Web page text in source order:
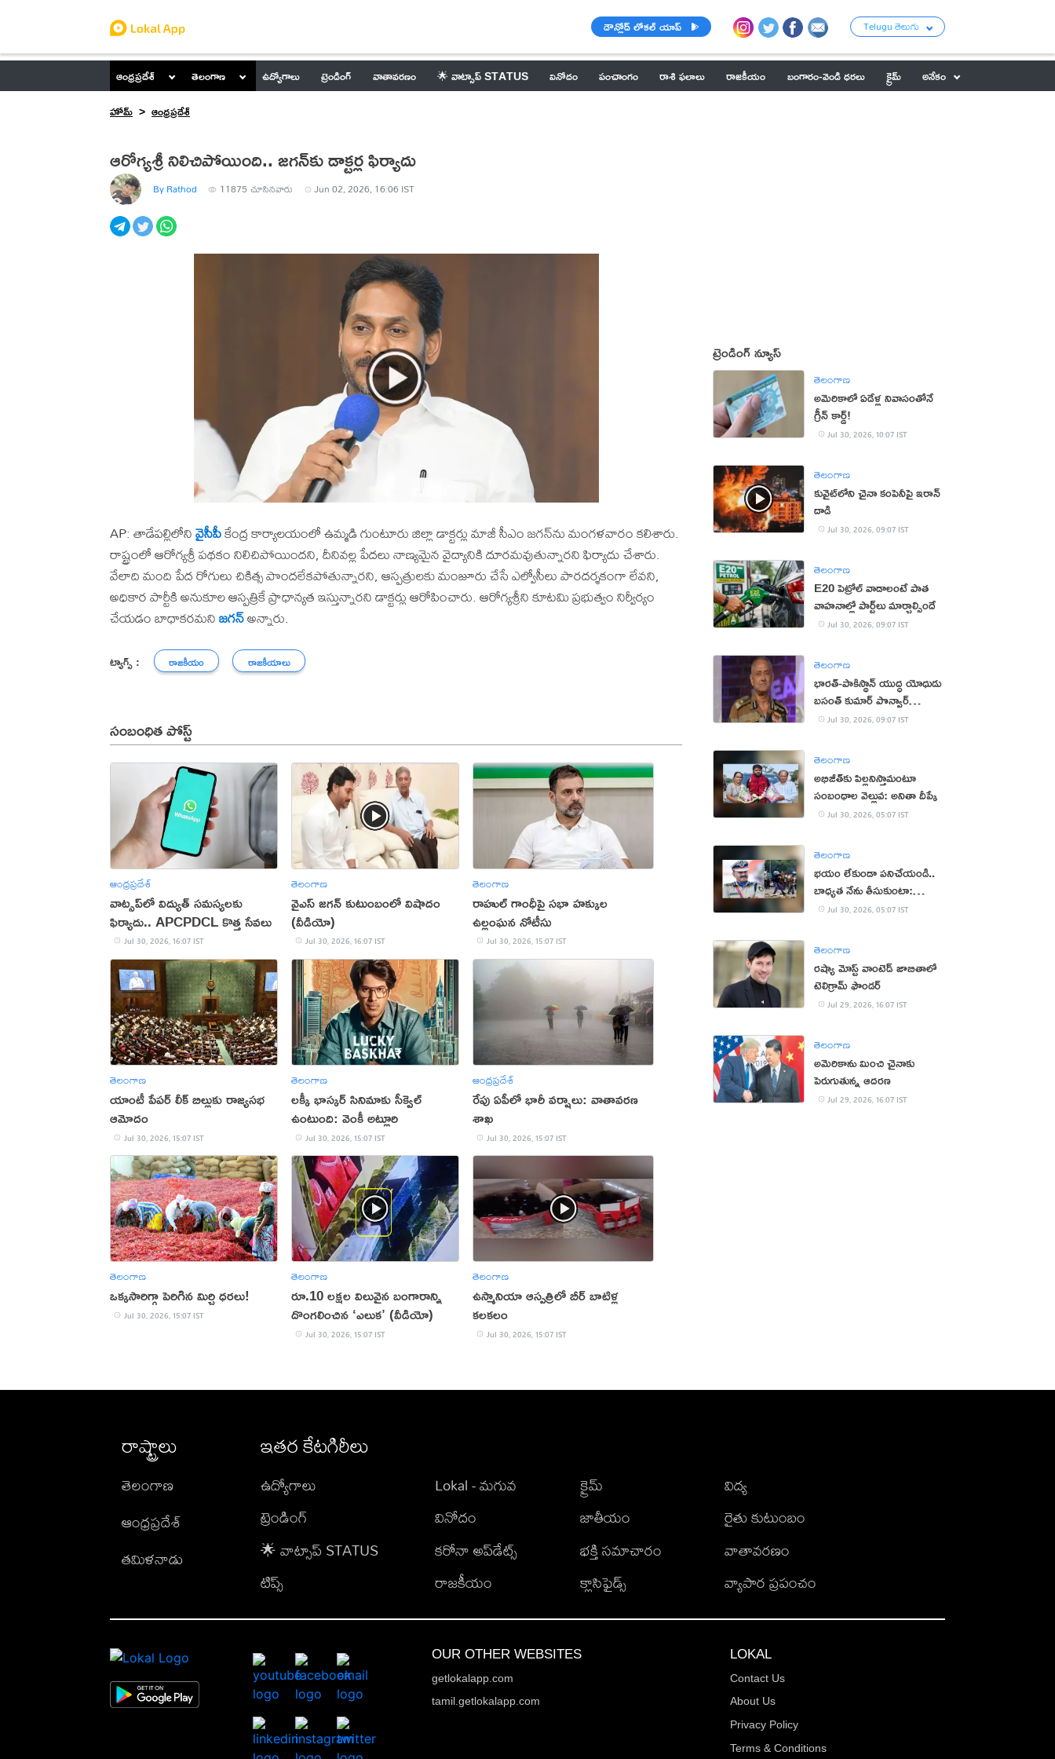
డౌన్లోడ్ లోకల్ యాప్ Telugu తెలుగు
ఆంధ్రప్రదేశ్ తెలంగాణ ఉద్యోగాలు ట్రెండింగ్ వాతావరణం 🌟 వాట్సాప్ STATUS వినోదం పంచాంగం రాశి ఫలాలు రాజకీయం బంగారం-వెండి ధరలు క్రైమ్
అనేకం
హోమ్
ఆంధ్రప్రదేశ్
ఆరోగ్యశ్రీ నిలిచిపోయింది.. జగన్‌కు డాక్టర్ల ఫిర్యాదు
By Rathod 11875 చూసినవారు Jun 02, 2026, 16:06 IST
AP: తాడేపల్లిలోనివైసీపీకేంద్ర కార్యాలయంలో ఉమ్మడి గుంటూరు జిల్లా డాక్టర్లు మాజీ సీఎం జగన్‌ను మంగళవారం కలిశారు.
రాష్ట్రంలో ఆరోగ్యశ్రీ పథకం నిలిచిపోయిందని, దీనివల్ల పేదలు నాణ్యమైన వైద్యానికి దూరమవుతున్నారని ఫిర్యాదు చేశారు.
వేలాది మంది పేద రోగులు చికిత్స పొందలేకపోతున్నారని, ఆస్పత్రులకు మంజూరు చేసే ఎల్వోసీలు పారదర్శకంగా లేవని,
అధికార పార్టీకి అనుకూల ఆస్పత్రికే ప్రాధాన్యత ఇస్తున్నారని డాక్టర్లు ఆరోపించారు. ఆరోగ్యశ్రీని కూటమి ప్రభుత్వం నిర్వీర్యం
చేయడం బాధాకరమనిజగన్అన్నారు.
ట్యాగ్స్ : రాజకీయం రాజకీయాలు
సంబంధిత పోస్ట్
ఆంధ్రప్రదేశ్
వాట్సప్‌లో విద్యుత్ సమస్యలకు
ఫిర్యాదు.. APCPDCL కొత్త సేవలు
Jul 30, 2026, 16:07 IST
తెలంగాణ
వైఎస్ జగన్ కుటుంబంలో విషాదం
(వీడియో)
Jul 30, 2026, 16:07 IST
తెలంగాణ
రాహుల్ గాంధీపై సభా హక్కుల
ఉల్లంఘన నోటీసు
Jul 30, 2026, 15:07 IST
తెలంగాణ
యాంటీ పేపర్ లీక్ బిల్లుకు రాజ్యసభ
ఆమోదం
Jul 30, 2026, 15:07 IST
తెలంగాణ
లక్కీ భాస్కర్ సినిమాకు సీక్వెల్
ఉంటుంది: వెంకీ అట్లూరి
Jul 30, 2026, 15:07 IST
ఆంధ్రప్రదేశ్
రేపు ఏపీలో భారీ వర్షాలు: వాతావరణ
శాఖ
Jul 30, 2026, 15:07 IST
తెలంగాణ
ఒక్కసారిగ్గా పెరిగిన మిర్చి ధరలు!
Jul 30, 2026, 15:07 IST
తెలంగాణ
రూ.10 లక్షల విలువైన బంగారాన్ని
దొంగలించిన ‘ఎలుక’ (వీడియో)
Jul 30, 2026, 15:07 IST
తెలంగాణ
ఉస్మానియా ఆస్పత్రిలో బీర్ బాటిళ్ల
కలకలం
Jul 30, 2026, 15:07 IST
ట్రెండింగ్ న్యూస్
తెలంగాణ
అమెరికాలో ఏడేళ్ల నివాసంతోనే
గ్రీన్ కార్డ్!
Jul 30, 2026, 10:07 IST
తెలంగాణ
కువైట్‌లోని చైనా కంపెనీపై ఇరాన్
దాడి
Jul 30, 2026, 09:07 IST
తెలంగాణ
E20 పెట్రోల్ వాడాలంటే పాత
వాహనాల్లో పార్ట్‌లు మార్చాల్సిందే
Jul 30, 2026, 09:07 IST
తెలంగాణ
భార‌త్‌-పాకిస్థాన్ యుద్ధ యోధుడు
బ‌సంత్ కుమార్ పొన్వార్‌
క‌న్నుమూత‌
Jul 30, 2026, 09:07 IST
తెలంగాణ
అభిజీత్‌కు పిల్ల‌నిస్తామంటూ
సంబంధాల వెల్లువ: అనితా దీప్కే
Jul 30, 2026, 05:07 IST
తెలంగాణ
భ‌యం లేకుండా ప‌నిచేయండి..
బాధ్య‌త నేను తీసుకుంటా:
సీఆర్పీఎఫ్ చీఫ్
Jul 30, 2026, 05:07 IST
తెలంగాణ
రష్యా మోస్ట్ వాంటెడ్ జాబితాలో
టెలిగ్రామ్ ఫౌండర్
Jul 29, 2026, 16:07 IST
తెలంగాణ
అమెరికాను మించి చైనాకు
పెరుగుతున్న ఆదరణ
Jul 29, 2026, 16:07 IST
రాష్ట్రాలు
తెలంగాణ
ఆంధ్రప్రదేశ్
తమిళనాడు
ఇతర కేటగిరీలు
ఉద్యోగాలు
ట్రెండింగ్
🌟 వాట్సాప్ STATUS
టిప్స్
Lokal - మగువ
వినోదం
కరోనా అప్‌డేట్స్
రాజకీయం
క్రైమ్
జాతీయం
భక్తి సమాచారం
క్లాసిఫైడ్స్
విద్య
రైతు కుటుంబం
వాతావరణం
వ్యాపార ప్రపంచం
OUR OTHER WEBSITES
getlokalapp.com
tamil.getlokalapp.com
LOKAL
Contact Us
About Us
Privacy Policy
Terms & Conditions